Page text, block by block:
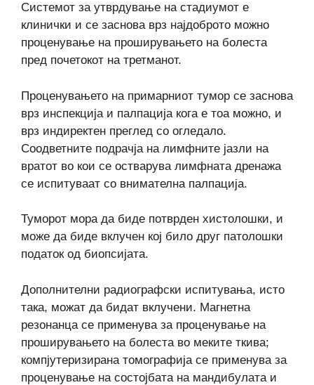
Системот за утврдување на стадиумот е
клинички и се заснова врз најдоброто можно
проценување на проширувањето на болеста
пред почетокот на третманот.
Проценувањето на примарниот тумор се заснова
врз инспекција и палпација кога е тоа можно, и
врз индиректен преглед со огледало.
Соодветните подрачја на лимфните јазли на
вратот во кои се остварува лимфната дренажа
се испитуваат со внимателна палпација.
Туморот мора да биде потврден хистолошки, и
може да биде вклучен кој било друг патолошки
податок од биопсијата.
Дополнителни радиографски испитувања, исто
така, можат да бидат вклучени. Магнетна
резонанца се применува за проценување на
проширувањето на болеста во меките ткива;
компјутеризирана томографија се применува за
проценување на состојбата на мандибулата и